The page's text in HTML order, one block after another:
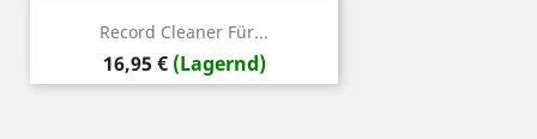
Record Cleaner Für...
Preis
16,95 € (Lagernd)